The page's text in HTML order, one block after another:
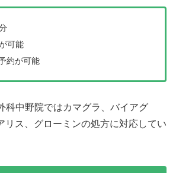
可能
約が可能
科中野院ではカマグラ、バイアグ
リス、グローミンの処方に対応してい